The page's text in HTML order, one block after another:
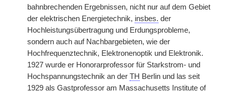
bahnbrechenden Ergebnissen, nicht nur auf dem Gebiet
der elektrischen Energietechnik, insbes. der
Hochleistungsübertragung und Erdungsprobleme,
sondern auch auf Nachbargebieten, wie der
Hochfrequenztechnik, Elektronenoptik und Elektronik.
1927 wurde er Honorarprofessor für Starkstrom- und
Hochspannungstechnik an der TH Berlin und las seit
1929 als Gastprofessor am Massachusetts Institute of